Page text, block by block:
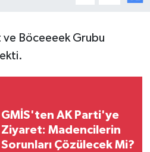
Böceeeek Grubu
GMİS'ten AK Parti'ye
Ziyaret: Madencilerin
Sorunları Çözülecek Mi?